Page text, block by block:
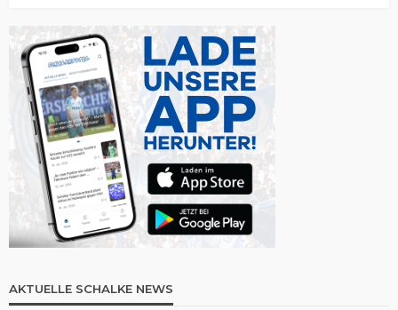
AKTUELLE SCHALKE NEWS